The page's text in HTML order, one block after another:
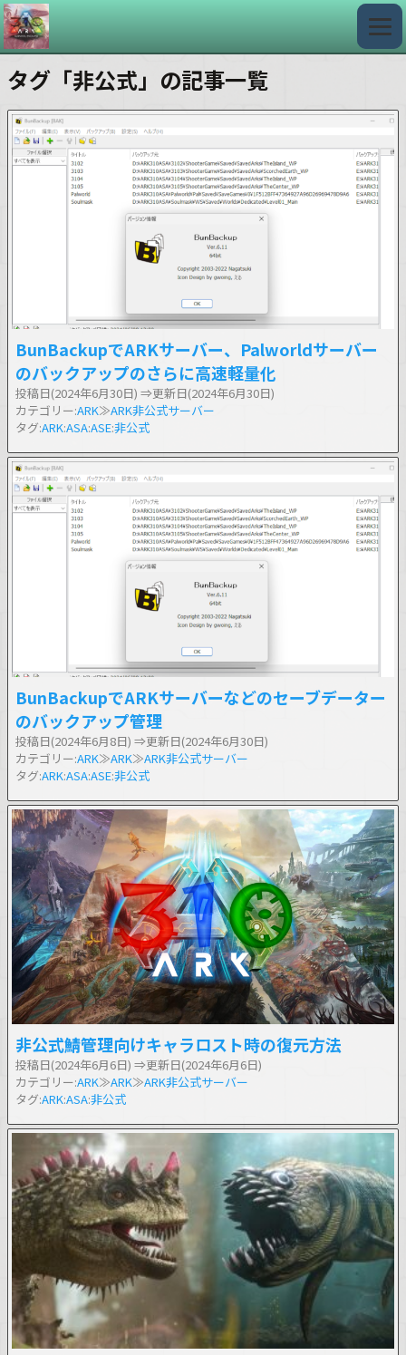
タグ「非公式」の記事一覧
BunBackupでARKサーバー、Palworldサーバー
のバックアップのさらに高速軽量化
投稿日(2024年6月30日) ⇒更新日(2024年6月30日)
カテゴリー:ARK≫ARK非公式サーバー
タグ:ARK:ASA:ASE:非公式
BunBackupでARKサーバーなどのセーブデーター
のバックアップ管理
投稿日(2024年6月8日) ⇒更新日(2024年6月30日)
カテゴリー:ARK≫ARK≫ARK非公式サーバー
タグ:ARK:ASA:ASE:非公式
非公式鯖管理向けキャラロスト時の復元方法
投稿日(2024年6月6日) ⇒更新日(2024年6月6日)
カテゴリー:ARK≫ARK≫ARK非公式サーバー
タグ:ARK:ASA:非公式